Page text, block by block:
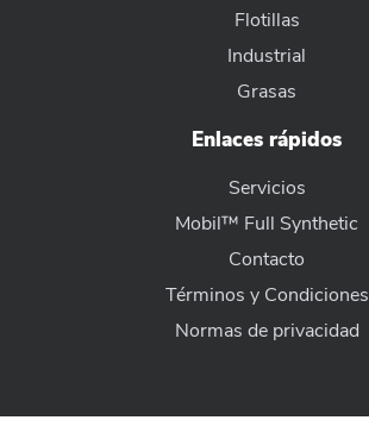
Flotillas
Industrial
Grasas
Enlaces rápidos
Servicios
Mobil™ Full Synthetic
Contacto
Términos y Condiciones
Normas de privacidad